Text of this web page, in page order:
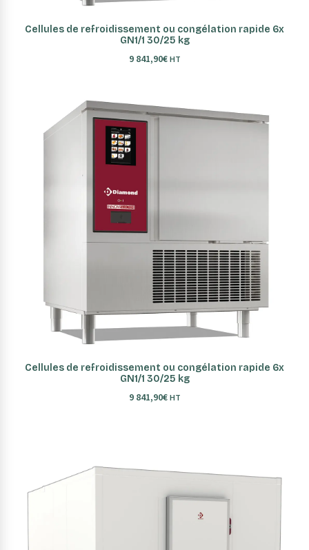
AJOUTER AU PANIER
Cellules de refroidissement ou congélation rapide 6x
GN1/1 30/25 kg
9 841,90€ HT
AJOUTER AU PANIER
Cellules de refroidissement ou congélation rapide 6x
GN1/1 30/25 kg
9 841,90€ HT